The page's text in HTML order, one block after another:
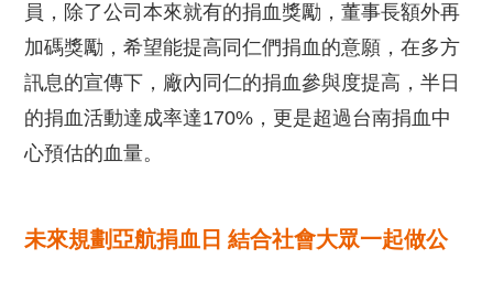
員，除了公司本來就有的捐血獎勵，董事長額外再
加碼獎勵，希望能提高同仁們捐血的意願，在多方
訊息的宣傳下，廠內同仁的捐血參與度提高，半日
的捐血活動達成率達170%，更是超過台南捐血中
心預估的血量。
未來規劃亞航捐血日 結合社會大眾一起做公